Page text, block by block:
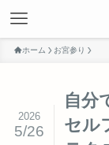
ホーム お宮参り
自分
セル
2026
5/26